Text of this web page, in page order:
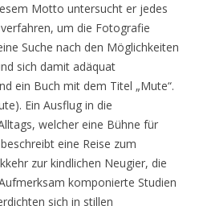
Motto untersucht er jedes
um die Fotografie
Suche nach den Möglichkeiten
sich damit adäquat
ein Buch mit dem Titel „Mute“.
Ein Ausflug in die
welcher eine Bühne für
eine Reise zum
zur kindlichen Neugier, die
komponierte Studien
sich in stillen